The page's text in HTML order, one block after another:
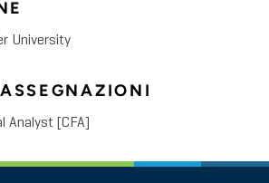
University
Analyst [CFA]